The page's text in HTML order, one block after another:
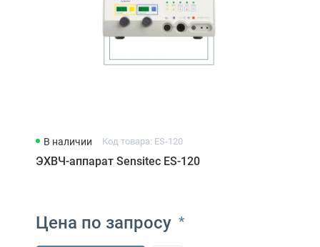
В наличии Код товара: ES-120
ЭХВЧ-аппарат Sensitec ES-120
Цена по запросу *